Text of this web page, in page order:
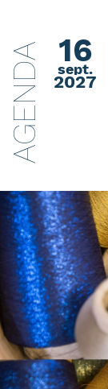
AGENDA 16
sept.
2027